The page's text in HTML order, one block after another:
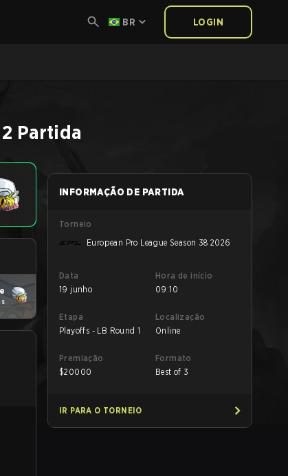
BR LOGIN
Partida
INFORMAÇÃO DE PARTIDA
Torneio
European Pro League Season 38 2026
Data
19 junho
Hora de início
09:10
Etapa
Playoffs - LB Round 1
Localização
Online
Premiação
$20000
Formato
Best of 3
IR PARA O TORNEIO